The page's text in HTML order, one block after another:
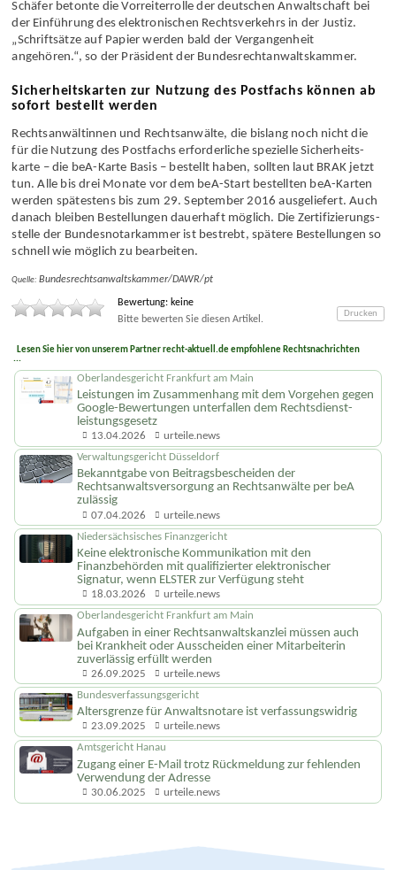
Schäfer betonte die Vorreiter­rolle der deutschen Anwalt­schaft bei
der Einführung des elektronischen Rechts­verkehrs in der Justiz.
„Schrift­sätze auf Papier werden bald der Vergangenheit
angehören.“, so der Präsident der Bundes­recht­anwalts­kammer.
Sicherheitskarten zur Nutzung des Postfachs können ab
sofort bestellt werden
Rechtsan­wältinnen und Rechts­anwälte, die bislang noch nicht die
für die Nutzung des Postfachs erforderliche spezielle Sicherheits­
karte – die beA-Karte Basis – bestellt haben, sollten laut BRAK jetzt
tun. Alle bis drei Monate vor dem beA-Start bestellten beA-Karten
werden spätestens bis zum 29. September 2016 ausgeliefert. Auch
danach bleiben Bestellungen dauerhaft möglich. Die Zertifizierungs­
stelle der Bundes­notar­kammer ist bestrebt, spätere Bestellungen so
schnell wie möglich zu bearbeiten.
Quelle:Bundesrechtsanwaltskammer/DAWR/pt
Bewertung: keine
Bitte bewerten Sie diesen Artikel.
Drucken
Lesen Sie hier von unserem Partner recht-aktuell.de empfohlene Rechtsnachrichten
...
Oberlandesgericht Frankfurt am Main
Leistungen im Zusammenhang mit dem Vorgehen gegen
Google-Bewertungen unterfallen dem Rechtsdienst­
leistungsgesetz
13.04.2026 urteile.news
Verwaltungsgericht Düsseldorf
Bekanntgabe von Beitragsbescheiden der
Rechtsanwalts­versorgung an Rechtsanwälte per beA
zulässig
07.04.2026 urteile.news
Niedersächsisches Finanzgericht
Keine elektronische Kommunikation mit den
Finanzbehörden mit qualifizierter elektronischer
Signatur, wenn ELSTER zur Verfügung steht
18.03.2026 urteile.news
Oberlandesgericht Frankfurt am Main
Aufgaben in einer Rechtsanwalts­kanzlei müssen auch
bei Krankheit oder Ausscheiden einer Mitarbeiterin
zuverlässig erfüllt werden
26.09.2025 urteile.news
Bundesverfassungsgericht
Altersgrenze für Anwaltsnotare ist verfassungswidrig
23.09.2025 urteile.news
Amtsgericht Hanau
Zugang einer E-Mail trotz Rückmeldung zur fehlenden
Verwendung der Adresse
30.06.2025 urteile.news